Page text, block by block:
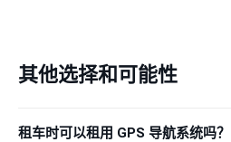
其他选择和可能性
租车时可以租用 GPS 导航系统吗？